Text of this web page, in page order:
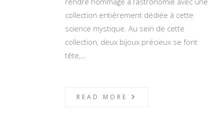
collection entièrement dédiée à cette
science mystique. Au sein de cette
collection, deux bijoux précieux se font
tête,…
READ MORE